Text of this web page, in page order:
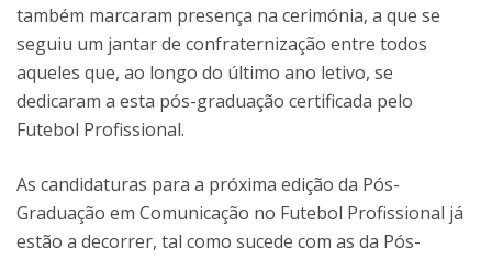
também marcaram presença na cerimónia, a que se
seguiu um jantar de confraternização entre todos
aqueles que, ao longo do último ano letivo, se
dedicaram a esta pós-graduação certificada pelo
Futebol Profissional.
As candidaturas para a próxima edição da Pós-
Graduação em Comunicação no Futebol Profissional já
estão a decorrer, tal como sucede com as da Pós-